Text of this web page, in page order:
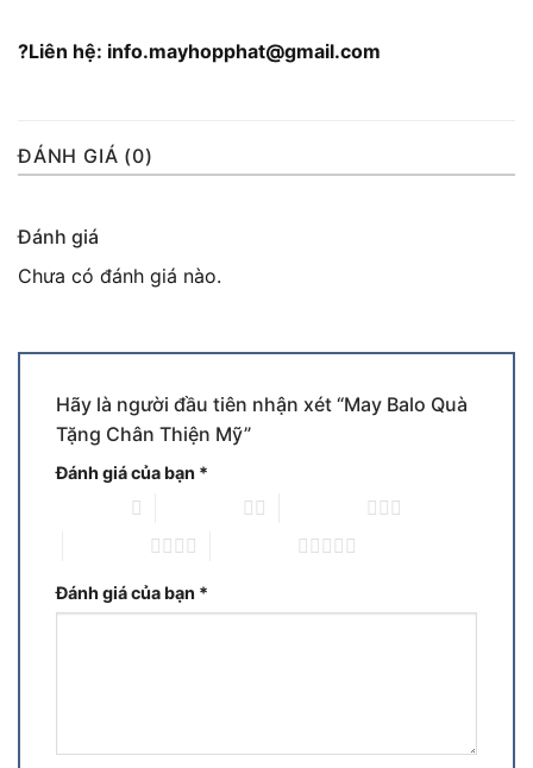
?Liên hệ: info.mayhopphat@gmail.com
ĐÁNH GIÁ (0)
Đánh giá
Chưa có đánh giá nào.
Hãy là người đầu tiên nhận xét “May Balo Quà
Tặng Chân Thiện Mỹ”
Đánh giá của bạn *
Đánh giá của bạn *